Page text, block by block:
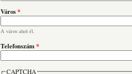
Város*
A város ahol él.
Telefonszám*
CAPTCHA